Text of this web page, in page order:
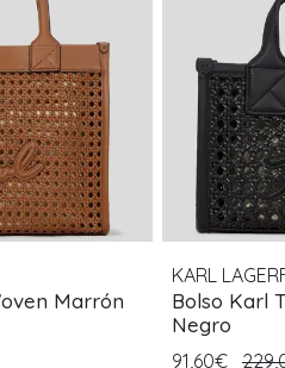
Marrón
KARL
Bolso Karl
Negro
91,60€